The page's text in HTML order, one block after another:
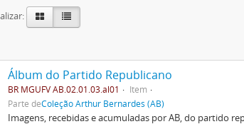
Álbum do Partido Republicano
BR MGUFV AB.02.01.03.al01
Item
Parte deColeção Arthur Bernardes (AB)
Imagens, recebidas e acumuladas por AB, do partido